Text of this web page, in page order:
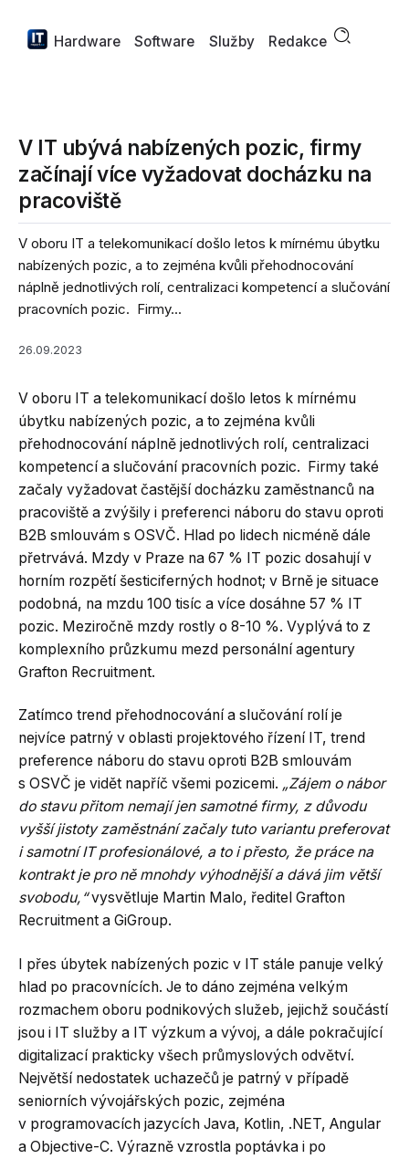
Hardware Software Služby Redakce
V IT ubývá nabízených pozic, firmy
začínají více vyžadovat docházku na
pracoviště
V oboru IT a telekomunikací došlo letos k mírnému úbytku
nabízených pozic, a to zejména kvůli přehodnocování
náplně jednotlivých rolí, centralizaci kompetencí a slučování
pracovních pozic. Firmy...
26.09.2023
V oboru IT a telekomunikací došlo letos k mírnému
úbytku nabízených pozic, a to zejména kvůli
přehodnocování náplně jednotlivých rolí, centralizaci
kompetencí a slučování pracovních pozic. Firmy také
začaly vyžadovat častější docházku zaměstnanců na
pracoviště a zvýšily i preferenci náboru do stavu oproti
B2B smlouvám s OSVČ. Hlad po lidech nicméně dále
přetrvává. Mzdy v Praze na 67 % IT pozic dosahují v
horním rozpětí šesticiferných hodnot; v Brně je situace
podobná, na mzdu 100 tisíc a více dosáhne 57 % IT
pozic. Meziročně mzdy rostly o 8-10 %. Vyplývá to z
komplexního průzkumu mezd personální agentury
Grafton Recruitment.
Zatímco trend přehodnocování a slučování rolí je
nejvíce patrný v oblasti projektového řízení IT, trend
preference náboru do stavu oproti B2B smlouvám
s OSVČ je vidět napříč všemi pozicemi. „Zájem o nábor
do stavu přitom nemají jen samotné firmy, z důvodu
vyšší jistoty zaměstnání začaly tuto variantu preferovat
isamotní IT profesionálové, a to i přesto, že práce na
kontrakt je pro ně mnohdy výhodnější a dává jim větší
svobodu,“vysvětluje Martin Malo, ředitel Grafton
Recruitment a GiGroup.
I přes úbytek nabízených pozic v IT stále panuje velký
hlad po pracovnících. Je to dáno zejména velkým
rozmachem oboru podnikových služeb, jejichž součástí
jsou i IT služby a IT výzkum a vývoj, a dále pokračující
digitalizací prakticky všech průmyslových odvětví.
Největší nedostatek uchazečů je patrný v případě
seniorních vývojářských pozic, zejména
v programovacích jazycích Java, Kotlin, .NET, Angular
a Objective-C. Výrazně vzrostla poptávka i po